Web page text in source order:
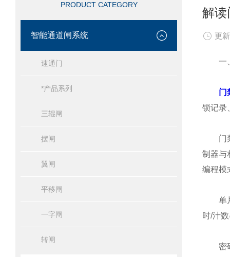
PRODUCT CATEGORY
智能通道闸系统
速通门
*产品系列
三辊闸
摆闸
翼闸
平移闸
一字闸
转闸
解读
更
一、
门
锁记录
门禁
制器与
编程模
单片
时/汁
密码